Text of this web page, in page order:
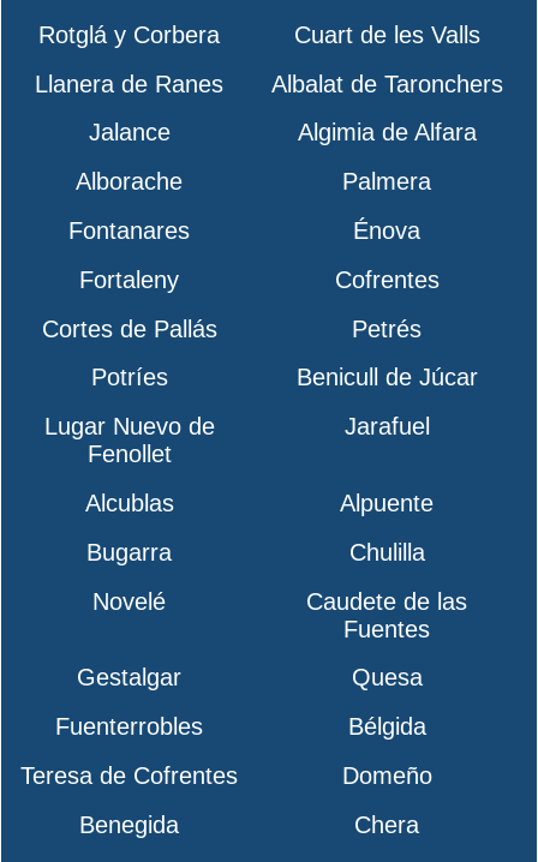
Rotglá y Corbera
Cuart de les Valls
Llanera de Ranes
Albalat de Taronchers
Jalance
Algimia de Alfara
Alborache
Palmera
Fontanares
Énova
Fortaleny
Cofrentes
Cortes de Pallás
Petrés
Potríes
Benicull de Júcar
Lugar Nuevo de
Fenollet
Jarafuel
Alcublas
Alpuente
Bugarra
Chulilla
Novelé
Caudete de las
Fuentes
Gestalgar
Quesa
Fuenterrobles
Bélgida
Teresa de Cofrentes
Domeño
Benegida
Chera